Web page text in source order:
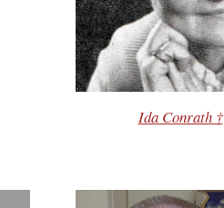
Ida Conrath †